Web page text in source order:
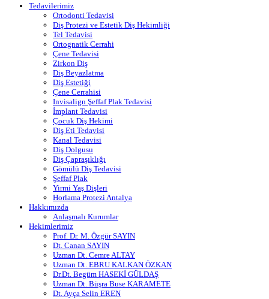
Tedavilerimiz
Ortodonti Tedavisi
Diş Protezi ve Estetik Diş Hekimliği
Tel Tedavisi
Ortognatik Cerrahi
Çene Tedavisi
Zirkon Diş
Diş Beyazlatma
Diş Estetiği
Çene Cerrahisi
Invisalign Şeffaf Plak Tedavisi
İmplant Tedavisi
Çocuk Diş Hekimi
Diş Eti Tedavisi
Kanal Tedavisi
Diş Dolgusu
Diş Çapraşıklığı
Gömülü Diş Tedavisi
Şeffaf Plak
Yirmi Yaş Dişleri
Horlama Protezi Antalya
Hakkımızda
Anlaşmalı Kurumlar
Hekimlerimiz
Prof. Dr. M. Özgür SAYIN
Dt. Canan SAYIN
Uzman Dt. Cemre ALTAY
Uzman Dt. EBRU KALKAN ÖZKAN
Dr.Dt. Begüm HASEKİ GÜLDAŞ
Uzman Dt. Büşra Buse KARAMETE
Dt. Ayça Selin EREN